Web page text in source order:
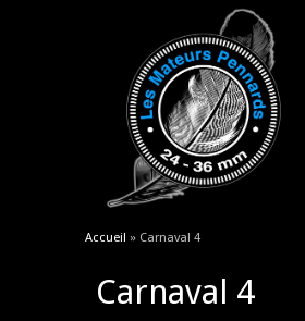
Vous êtes ici
Accueil » Carnaval 4
Carnaval 4